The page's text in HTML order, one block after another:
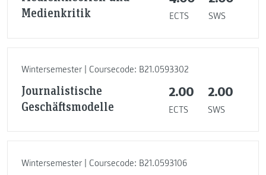
Medienkritik
ECTS SWS
Wintersemester | Coursecode: B21.0593302
Journalistische
Geschäftsmodelle
2.00
ECTS
2.00
SWS
Wintersemester | Coursecode: B21.0593106